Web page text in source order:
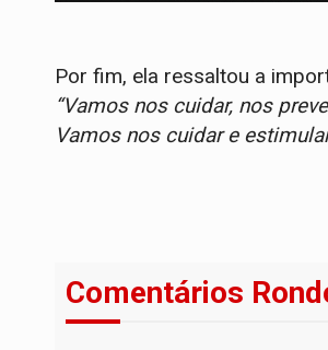
Por fim, ela ressaltou a
“Vamos nos cuidar, nos
Vamos nos cuidar e
Comentários